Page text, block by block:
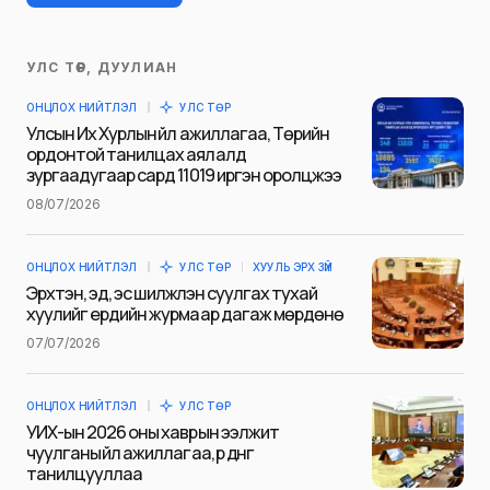
Таны имэйл хаягийг нийтлэхгүй.
тэмдэглэсэн
Сэтгэгдэл*
Name
УЛС ТӨР, ДУУЛИАН
ОНЦЛОХ НИЙТЛЭЛ УЛС ТӨР
Улсын Их Хурлын үйл ажиллагаа, Төрийн
ордонтой танилцах аялалд
зургаадугаар сард 11019 иргэн оролцжээ
08/07/2026
ОНЦЛОХ НИЙТЛЭЛ УЛС ТӨР ХУУЛЬ ЭРХ ЗҮЙ
Эрхтэн, эд, эс шилжүүлэн суулгах тухай
хуулийг ердийн журмаар дагаж мөрдөнө
07/07/2026
ОНЦЛОХ НИЙТЛЭЛ УЛС ТӨР
УИХ-ын 2026 оны хаврын ээлжит
чуулганы үйл ажиллагаа, үр дүнг
танилцууллаа